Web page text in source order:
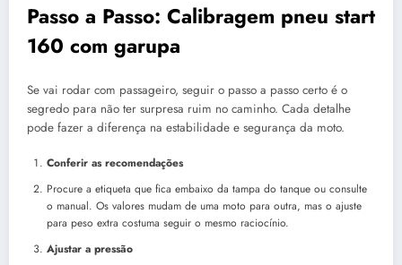
Passo a Passo: Calibragem pneu start
160 com garupa
Se vai rodar com passageiro, seguir o passo a passo certo é o
segredo para não ter surpresa ruim no caminho. Cada detalhe
pode fazer a diferença na estabilidade e segurança da moto.
Conferir as recomendações
Procure a etiqueta que fica embaixo da tampa do tanque ou consulte
o manual. Os valores mudam de uma moto para outra, mas o ajuste
para peso extra costuma seguir o mesmo raciocínio.
Ajustar a pressão